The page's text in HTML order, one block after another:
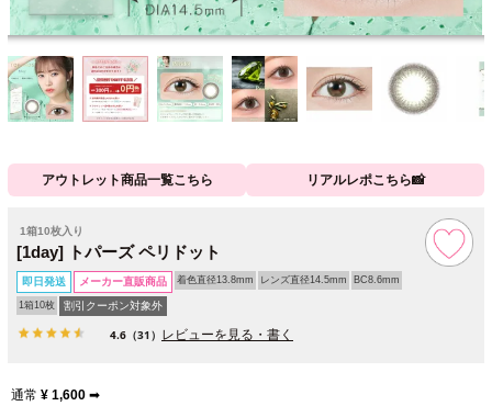
アウトレット商品一覧こちら リアルレポこちら📸
1箱10枚入り
[1day] トパーズ ペリドット
即日発送 メーカー直販商品 着色直径13.8mm レンズ直径14.5mm BC8.6mm
1箱10枚 割引クーポン対象外
4.6 （31） レビューを見る・書く
通常 ¥ 1,600 ➡